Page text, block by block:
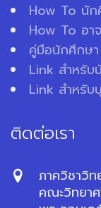
How To นัก
How To อา
คู่มือนักศึกษา
Link สำหรับ
Link สำหรับ
ติดต่อเรา
ภาควิชาวิท
คณะวิทยา